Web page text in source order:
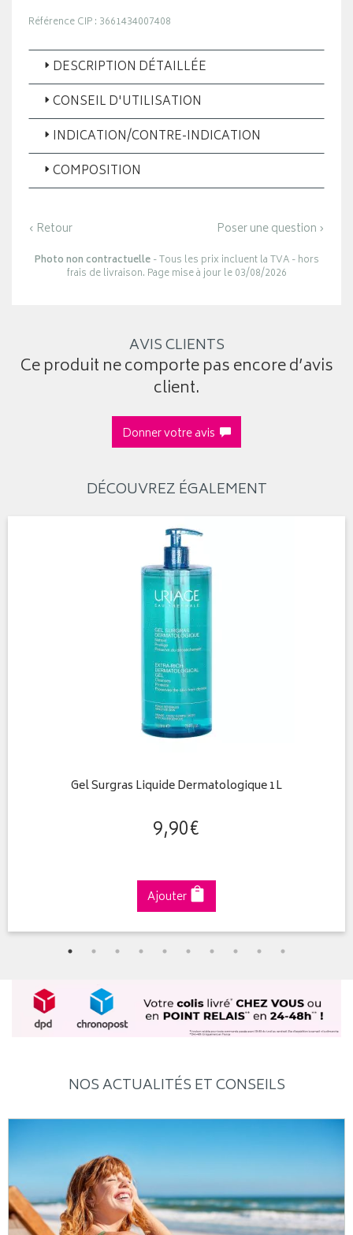
Référence CIP : 3661434007408
DESCRIPTION DÉTAILLÉE
CONSEIL D'UTILISATION
INDICATION/CONTRE-INDICATION
COMPOSITION
‹ Retour Poser une question ›
Photo non contractuelle- Tous les prix incluent la TVA - hors
frais de livraison. Page mise à jour le 03/08/2026
AVIS CLIENTS
Ce produit ne comporte pas encore d’avis
client.
Donner votre avis
DÉCOUVREZ ÉGALEMENT
Gel Surgras Liquide Dermatologique 1L
9,90€
Ajouter
NOS ACTUALITÉS ET CONSEILS